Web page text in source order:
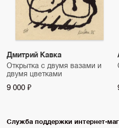
Дмитрий Кавка
Открытка с двумя вазами и
двумя цветками
9 000 ₽
Служба поддержки интернет-